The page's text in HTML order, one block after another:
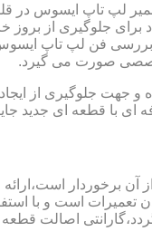
لپ تاپ ایسوس در
برای جلوگیری از
فن لپ تاپ
صورت می گیرد.
جلوگیری از
با قطعه ای جدید
تعمیرات است و با
اصالت